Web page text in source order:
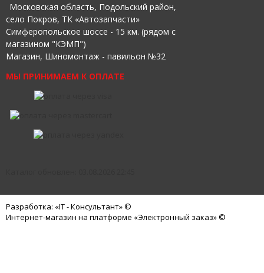
Московская область, Подольский район,
село Покров, ТК «Автозапчасти»
Симферопольское шоссе - 15 км. (рядом с
магазином "КЭМП")
Магазин, Шиномонтаж - павильон №32
МЫ ПРИНИМАЕМ К ОПЛАТЕ
Разработка: «IT - Консультант» ©
Интернет-магазин на платформе «Электронный заказ» ©